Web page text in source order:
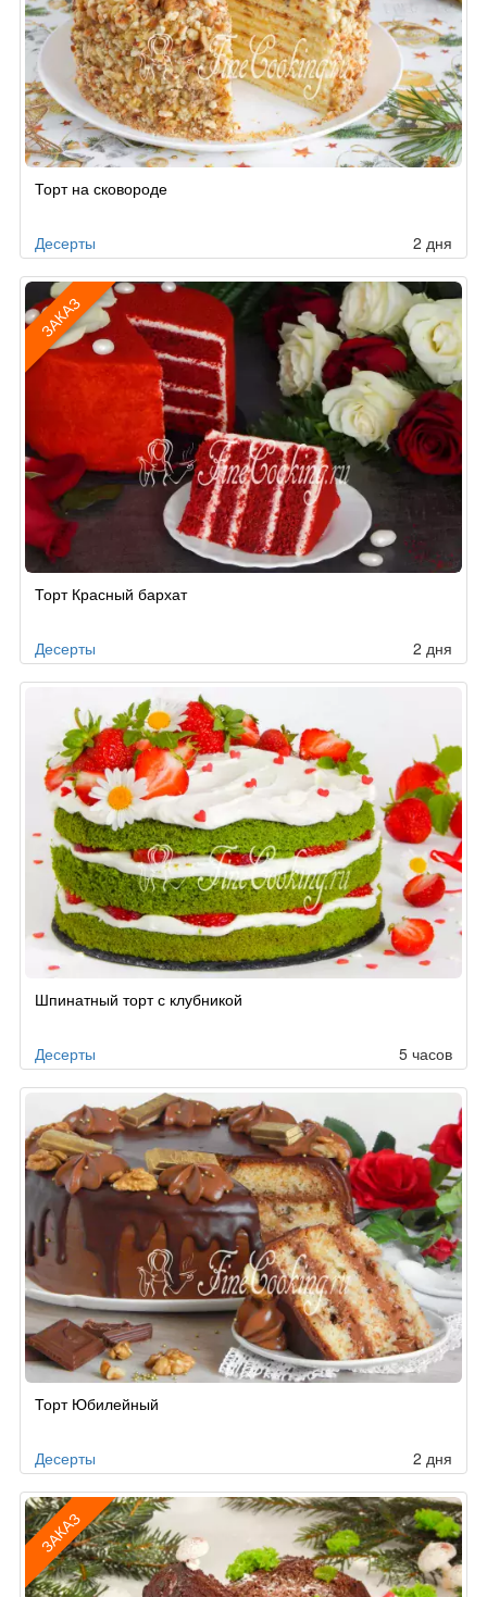
по
Торт на сковороде
Десерты 2 дня
ЗАКАЗ
по
Торт Красный бархат
Десерты 2 дня
Шпинатный торт с клубникой
Десерты 5 часов
Торт Юбилейный
Десерты 2 дня
ЗАКАЗ